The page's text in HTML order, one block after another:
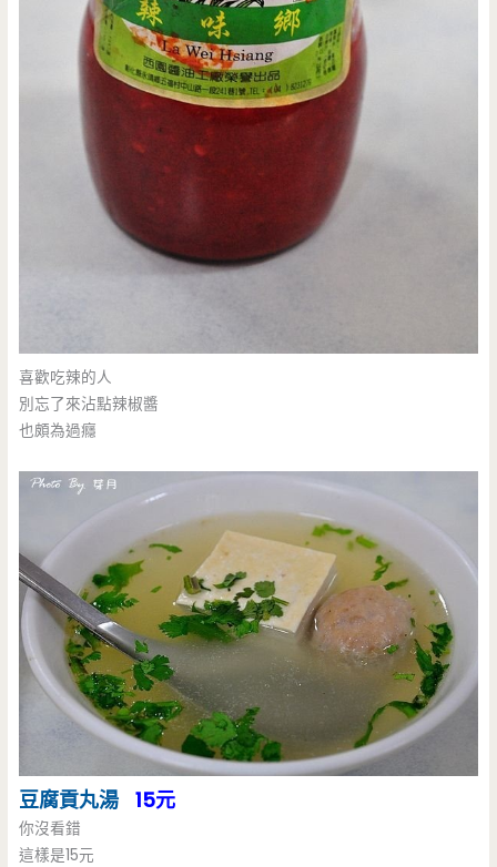
喜歡吃辣的人
別忘了來沾點辣椒醬
也頗為過癮
豆腐貢丸湯 15元
你沒看錯
這樣是15元